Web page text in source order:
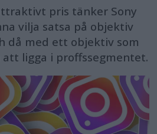
pris tänker Sony
vilja satsa på objektiv
då med ett objektiv som
ligga i proffssegmentet.